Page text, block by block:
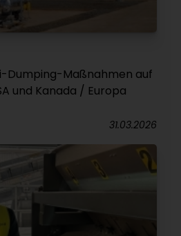
Dumping-Maßnahmen auf
und Kanada / Europa
31.03.2026